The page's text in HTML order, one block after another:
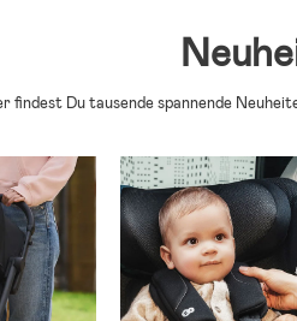
findest Du tausende spannende